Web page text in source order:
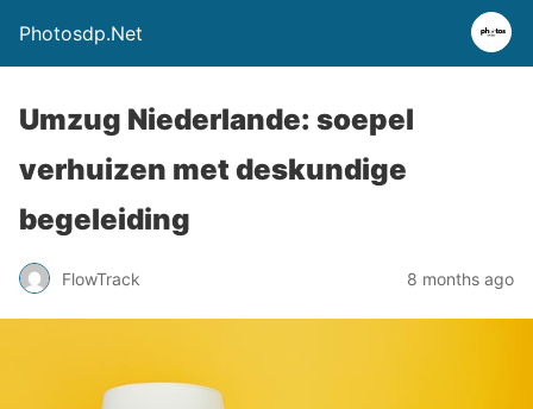
Photosdp.Net
Umzug Niederlande: soepel
verhuizen met deskundige
begeleiding
FlowTrack 8 months ago